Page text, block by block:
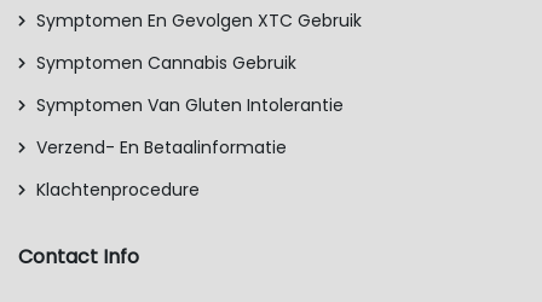
Symptomen En Gevolgen XTC Gebruik
Symptomen Cannabis Gebruik
Symptomen Van Gluten Intolerantie
Verzend- En Betaalinformatie
Klachtenprocedure
Contact Info